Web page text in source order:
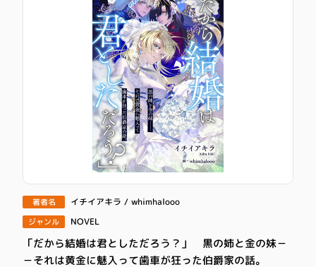
著者名 イチイアキラ / whimhalooo
ジャンル NOVEL
「だから結婚は君としただろう？」 黒の姉と金の妹－
－それは黄金に魅入って歯車が狂った伯爵家の話。